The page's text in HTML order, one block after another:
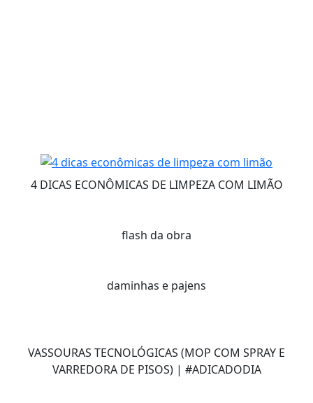
4 DICAS ECONÔMICAS DE LIMPEZA COM LIMÃO
flash da obra
daminhas e pajens
VASSOURAS TECNOLÓGICAS (MOP COM SPRAY E
VARREDORA DE PISOS) | #ADICADODIA